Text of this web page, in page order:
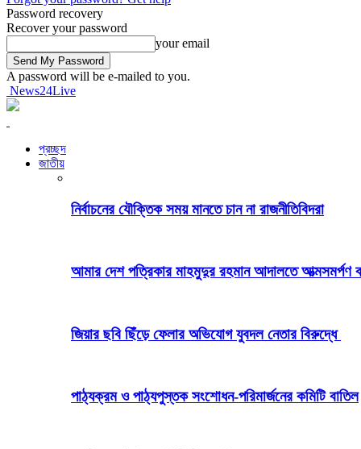
Password recovery
Recover your password
your email
A password will be e-mailed to you.
News24Live
প্রচ্ছদ
জাতীয়
নির্বাচনের যৌক্তিক সময় মানতে চান না রাজনীতিবিদরা
আমার দেশ পত্রিকার মাহমুদুর রহমান আদালতে আত্মসমর্পণ
জিয়ার ছবি ছিঁড়ে ফেলার অভিযোগ যুবদল নেতার বিরুদ্ধে
পাঠ্যক্রম ও পাঠ্যপুস্তক সংশোধন-পরিমার্জনের কমিটি বাতিল